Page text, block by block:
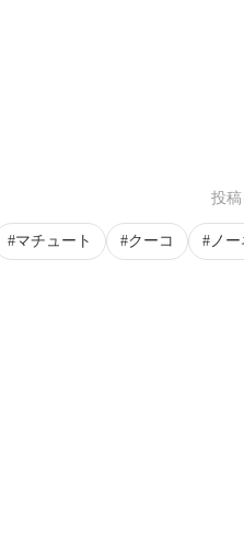
投稿
マチュート クーコ ノ